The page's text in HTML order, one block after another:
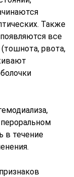
Также
все
рвота,
в течение